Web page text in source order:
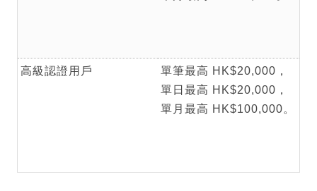
高級認證用戶
單筆最高 HK$20,000，
單日最高 HK$20,000，
單月最高 HK$100,000。